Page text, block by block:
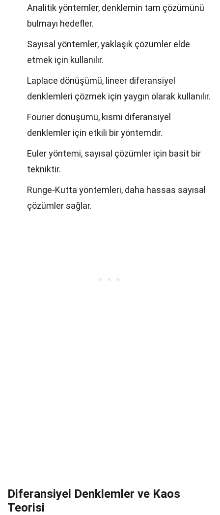
Analitik yöntemler, denklemin tam çözümünü
bulmayı hedefler.
Sayısal yöntemler, yaklaşık çözümler elde
etmek için kullanılır.
Laplace dönüşümü, lineer diferansiyel
denklemleri çözmek için yaygın olarak kullanılır.
Fourier dönüşümü, kısmi diferansiyel
denklemler için etkili bir yöntemdir.
Euler yöntemi, sayısal çözümler için basit bir
tekniktir.
Runge-Kutta yöntemleri, daha hassas sayısal
çözümler sağlar.
Diferansiyel Denklemler ve Kaos
Teorisi